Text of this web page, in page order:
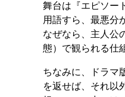
舞台は『エピソー
用語すら、最悪分
なぜなら、主人公
態）で観られる仕
ちなみに、ドラマ
を返せば、それ以